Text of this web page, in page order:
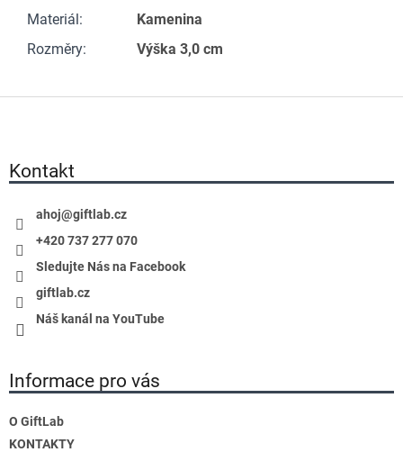
Materiál :
Kamenina
Rozměry: Výška 3,0 cm
Kontakt
ahoj@giftlab.cz
+420 737 277 070
Sledujte Nás na Facebook
giftlab.cz
Náš kanál na YouTube
Informace pro vás
O GiftLab
KONTAKTY